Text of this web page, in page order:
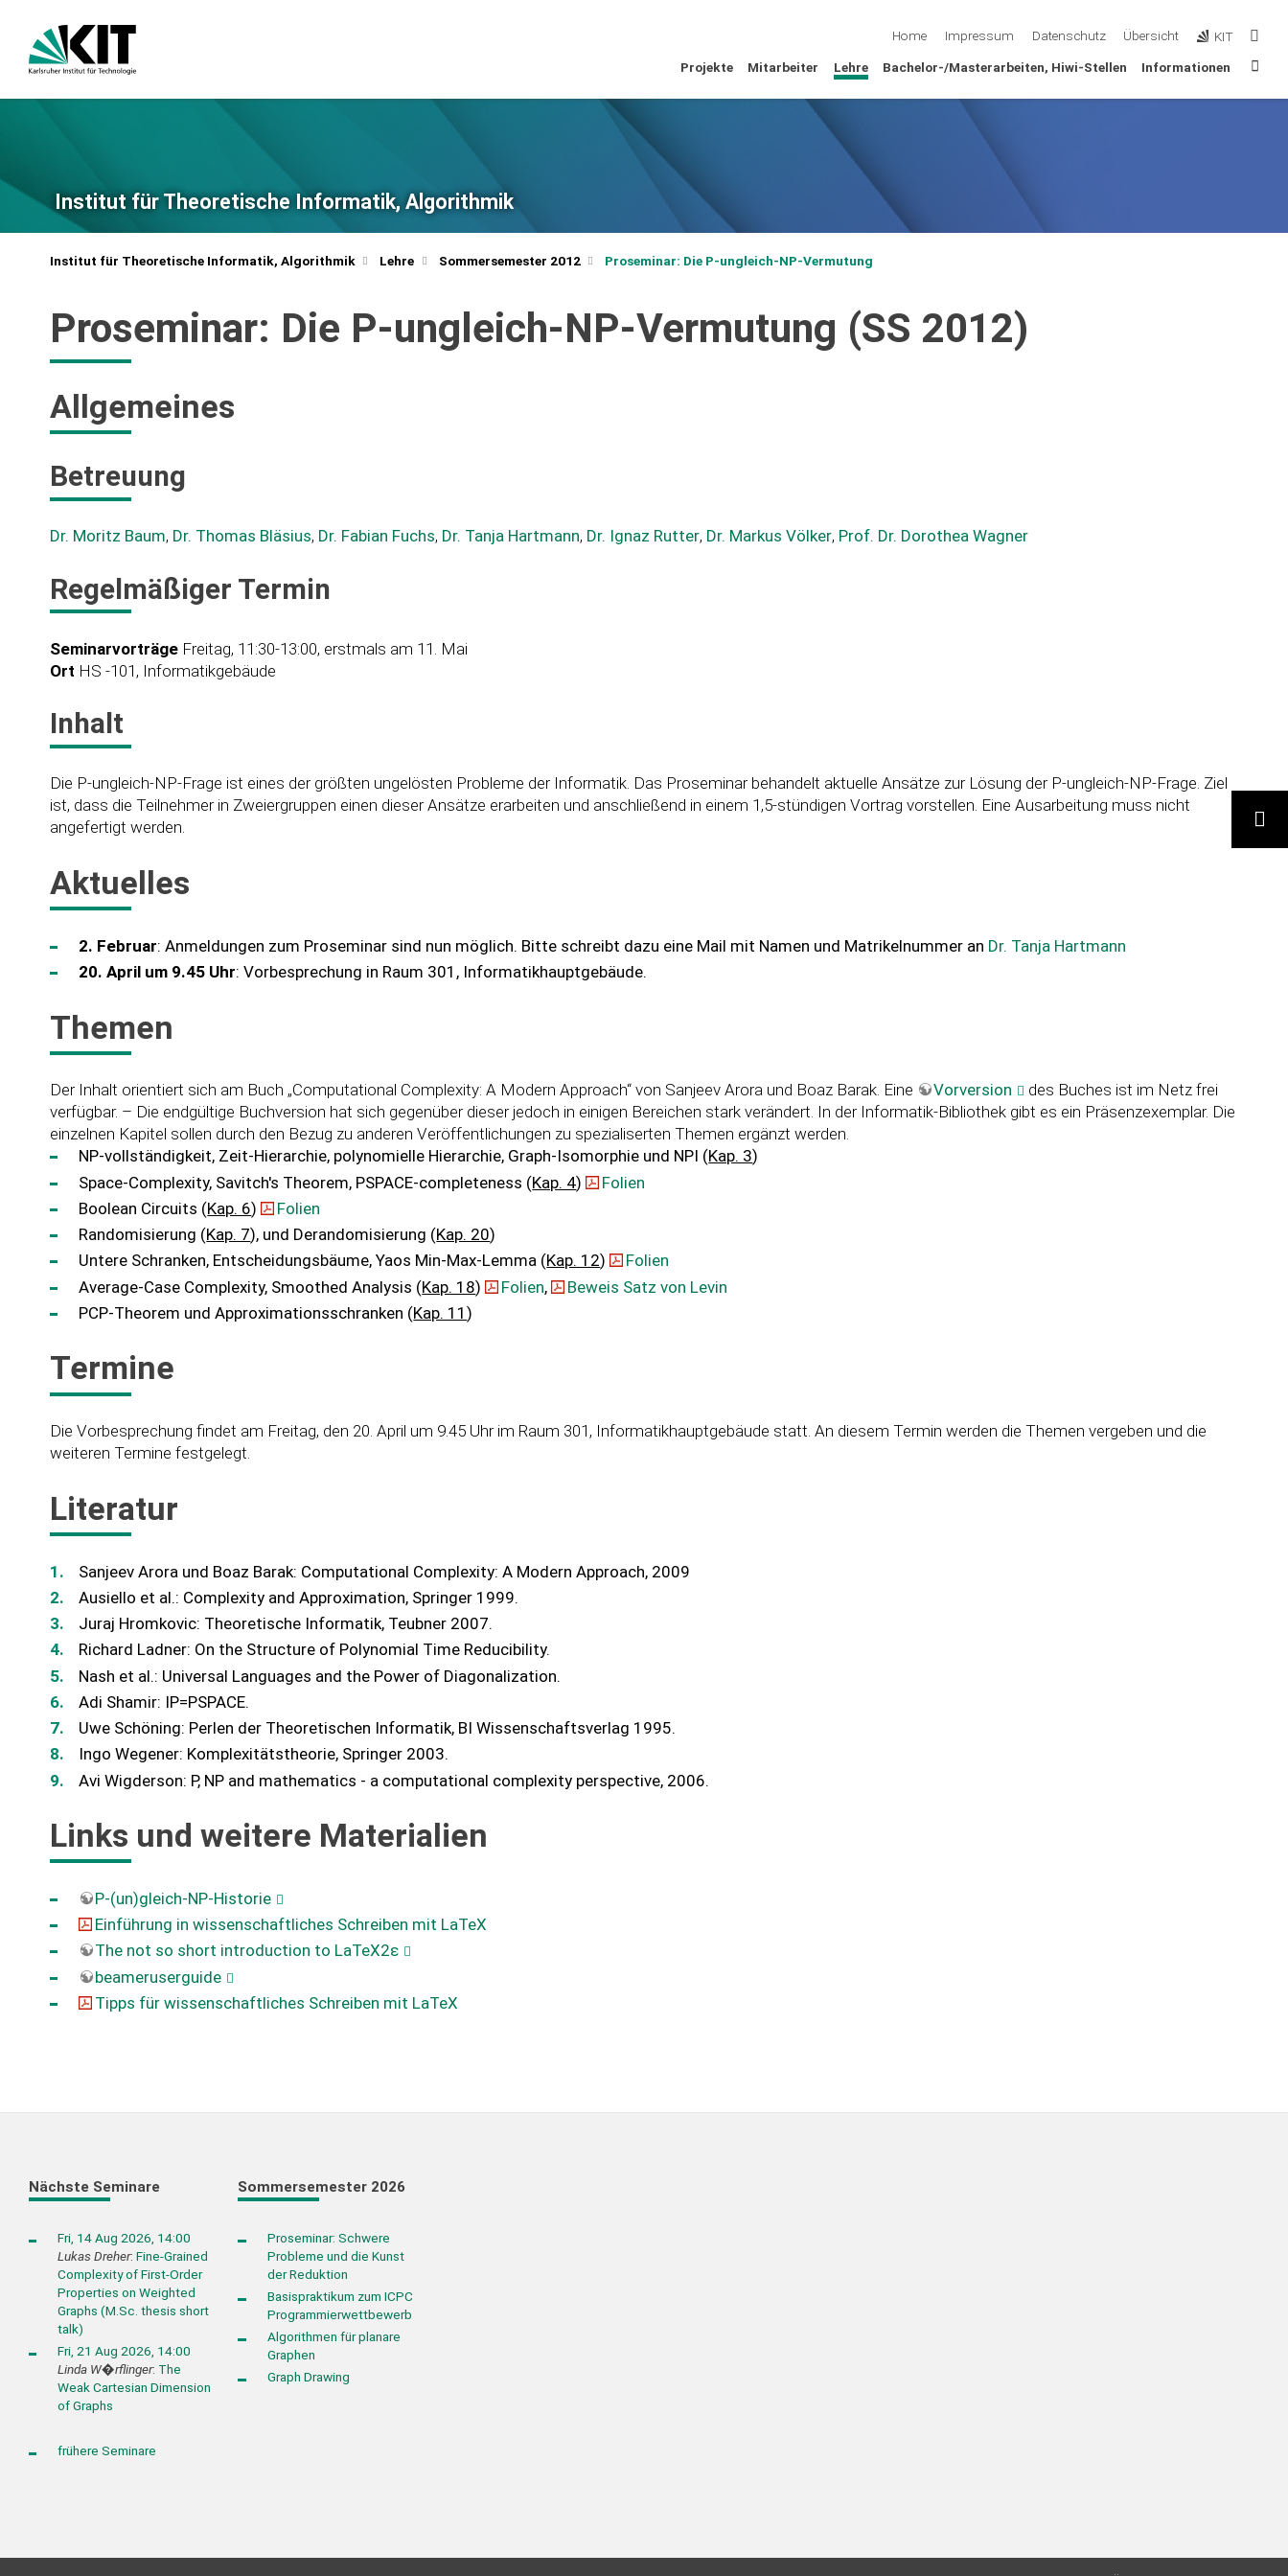
Home Impressum Datenschutz Übersicht KIT
Projekte Mitarbeiter Lehre Bachelor-/Masterarbeiten, Hiwi-Stellen Informationen
Institut für Theoretische Informatik, Algorithmik
Institut für Theoretische Informatik, Algorithmik Lehre Sommersemester 2012 Proseminar: Die P-ungleich-NP-Vermutung
Proseminar: Die P-ungleich-NP-Vermutung (SS 2012)
Allgemeines
Betreuung
Dr. Moritz Baum, Dr. Thomas Bläsius, Dr. Fabian Fuchs, Dr. Tanja Hartmann, Dr. Ignaz Rutter, Dr. Markus Völker, Prof. Dr. Dorothea Wagner
Regelmäßiger Termin
SeminarvorträgeFreitag, 11:30-13:00, erstmals am 11. Mai
Ort HS -101, Informatikgebäude
Inhalt
Die P-ungleich-NP-Frage ist eines der größten ungelösten Probleme der Informatik. Das Proseminar behandelt aktuelle Ansätze zur Lösung der P-ungleich-NP-Frage. Ziel
ist, dass die Teilnehmer in Zweiergruppen einen dieser Ansätze erarbeiten und anschließend in einem 1,5-stündigen Vortrag vorstellen. Eine Ausarbeitung muss nicht
angefertigt werden.
Aktuelles
2. Februar: Anmeldungen zum Proseminar sind nun möglich. Bitte schreibt dazu eine Mail mit Namen und Matrikelnummer an Dr. Tanja Hartmann
20. April um 9.45 Uhr: Vorbesprechung in Raum 301, Informatikhauptgebäude.
Themen
Der Inhalt orientiert sich am Buch „Computational Complexity: A Modern Approach“ von Sanjeev Arora und Boaz Barak. Eine Vorversion
des Buches ist im Netz frei
verfügbar. – Die endgültige Buchversion hat sich gegenüber dieser jedoch in einigen Bereichen stark verändert. In der Informatik-Bibliothek gibt es ein Präsenzexemplar. Die
einzelnen Kapitel sollen durch den Bezug zu anderen Veröffentlichungen zu spezialiserten Themen ergänzt werden.
NP-vollständigkeit, Zeit-Hierarchie, polynomielle Hierarchie, Graph-Isomorphie und NPI (Kap. 3)
Space-Complexity, Savitch's Theorem, PSPACE-completeness (Kap. 4)
Folien
Boolean Circuits (Kap. 6)
Folien
Randomisierung (Kap. 7), und Derandomisierung (Kap. 20)
Untere Schranken, Entscheidungsbäume, Yaos Min-Max-Lemma (Kap. 12)
Folien
Average-Case Complexity, Smoothed Analysis (Kap. 18) Folien,
Beweis Satz von Levin
PCP-Theorem und Approximationsschranken (Kap. 11)
Termine
Die Vorbesprechung findet am Freitag, den 20. April um 9.45 Uhr im Raum 301, Informatikhauptgebäude statt. An diesem Termin werden die Themen vergeben und die
weiteren Termine festgelegt.
Literatur
Sanjeev Arora und Boaz Barak: Computational Complexity: A Modern Approach, 2009
Ausiello et al.: Complexity and Approximation, Springer 1999.
Juraj Hromkovic: Theoretische Informatik, Teubner 2007.
Richard Ladner: On the Structure of Polynomial Time Reducibility.
Nash et al.: Universal Languages and the Power of Diagonalization.
Adi Shamir: IP=PSPACE.
Uwe Schöning: Perlen der Theoretischen Informatik, BI Wissenschaftsverlag 1995.
Ingo Wegener: Komplexitätstheorie, Springer 2003.
Avi Wigderson: P, NP and mathematics - a computational complexity perspective, 2006.
Links und weitere Materialien
P-(un)gleich-NP-Historie
Einführung in wissenschaftliches Schreiben mit LaTeX
The not so short introduction to LaTeX2ε
beameruserguide
Tipps für wissenschaftliches Schreiben mit LaTeX
Nächste Seminare
Fri, 14 Aug 2026, 14:00
Lukas Dreher:Fine-Grained
Complexity of First-Order
Properties on Weighted
Graphs (M.Sc. thesis short
talk)
Fri, 21 Aug 2026, 14:00
Linda W�rflinger: The
Weak Cartesian Dimension
of Graphs
frühere Seminare
Sommersemester 2026
Proseminar: Schwere
Probleme und die Kunst
der Reduktion
Basispraktikum zum ICPC
Programmierwettbewerb
Algorithmen für planare
Graphen
Graph Drawing